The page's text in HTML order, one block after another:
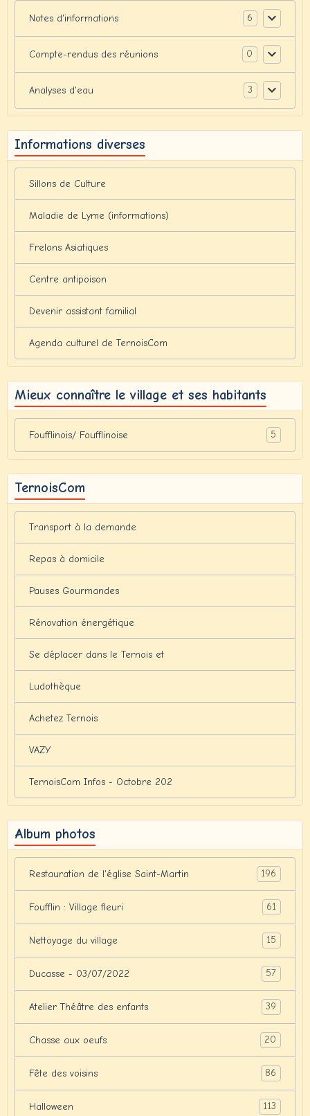
Notes d'informations 6
Compte-rendus des réunions 0
Analyses d'eau 3
Informations diverses
Sillons de Culture
Maladie de Lyme (informations)
Frelons Asiatiques
Centre antipoison
Devenir assistant familial
Agenda culturel de TernoisCom
Mieux connaître le village et ses habitants
Foufflinois/ Foufflinoise 5
TernoisCom
Transport à la demande
Repas à domicile
Pauses Gourmandes
Rénovation énergétique
Se déplacer dans le Ternois et
Ludothèque
Achetez Ternois
VAZY
TernoisCom Infos - Octobre 202
Album photos
Restauration de l'église Saint-Martin 196
Foufflin : Village fleuri 61
Nettoyage du village 15
Ducasse - 03/07/2022 57
Atelier Théâtre des enfants 39
Chasse aux oeufs 20
Fête des voisins 86
Halloween 113